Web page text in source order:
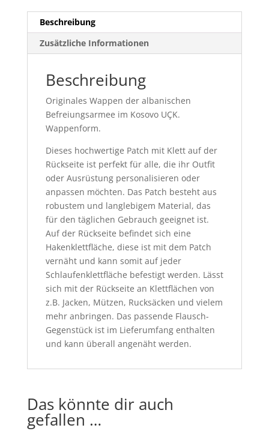
Beschreibung
Zusätzliche Informationen
Beschreibung
Originales Wappen der albanischen
Befreiungsarmee im Kosovo UÇK.
Wappenform.
Dieses hochwertige Patch mit Klett auf der
Rückseite ist perfekt für alle, die ihr Outfit
oder Ausrüstung personalisieren oder
anpassen möchten. Das Patch besteht aus
robustem und langlebigem Material, das
für den täglichen Gebrauch geeignet ist.
Auf der Rückseite befindet sich eine
Hakenklettfläche, diese ist mit dem Patch
vernäht und kann somit auf jeder
Schlaufenklettfläche befestigt werden. Lässt
sich mit der Rückseite an Klettflächen von
z.B. Jacken, Mützen, Rucksäcken und vielem
mehr anbringen. Das passende Flausch-
Gegenstück ist im Lieferumfang enthalten
und kann überall angenäht werden.
Das könnte dir auch
gefallen …